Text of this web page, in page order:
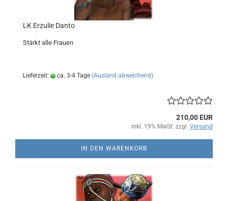
LK Erzulie Danto
Stärkt alle Frauen
Lieferzeit: ca. 3-4 Tage (Ausland abweichend)
210,00 EUR
inkl. 19% MwSt. zzgl. Versand
IN DEN WARENKORB